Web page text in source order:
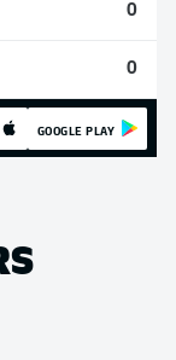
0
0
GOOGLE PLAY